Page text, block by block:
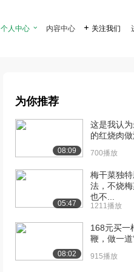
个人中心  内容中心  关注我们
为你推荐
08:09
这是我认
的红烧肉
700播放
05:47
梅干菜独
法，不烧
也不...
1211播放
08:02
168元买一
鞭，做一道
915播放